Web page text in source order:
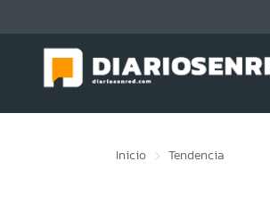
Inicio Tendencia